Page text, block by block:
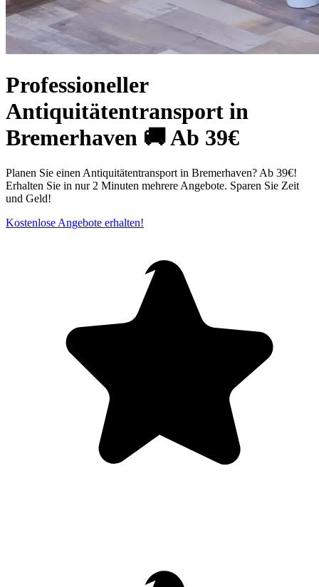
Professioneller
Antiquitätentransport in
Bremerhaven 🚚 Ab 39€
Planen Sie einen Antiquitätentransport in Bremerhaven? Ab 39€!
Erhalten Sie in nur 2 Minuten mehrere Angebote. Sparen Sie Zeit
und Geld!
Kostenlose Angebote erhalten!